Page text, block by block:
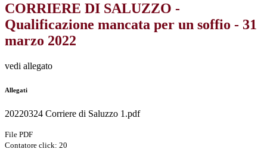
CORRIERE DI SALUZZO -
Qualificazione mancata per un soffio - 31
marzo 2022
vedi allegato
Allegati
20220324 Corriere di Saluzzo 1.pdf
File PDF
Contatore click: 20